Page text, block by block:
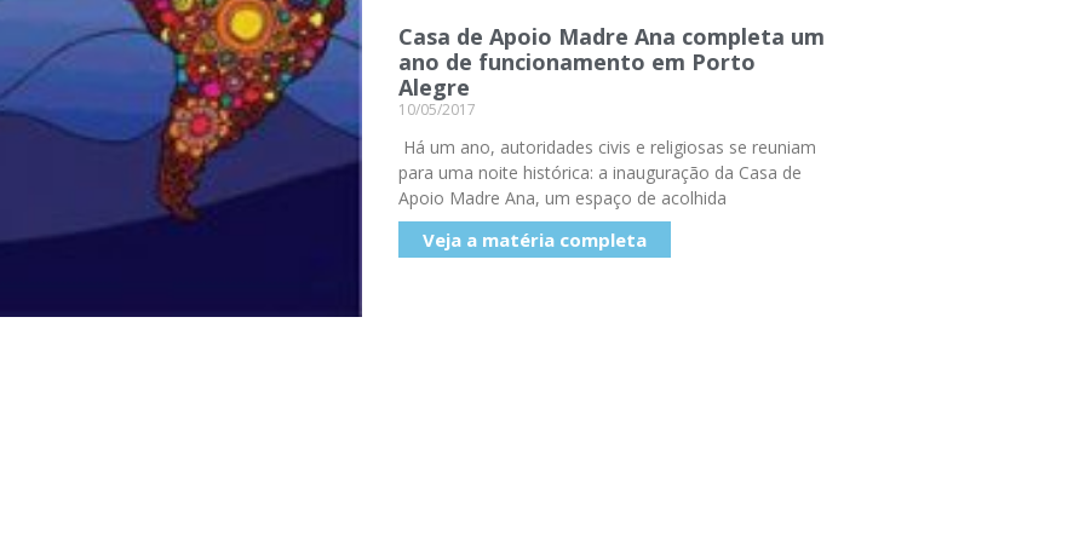
Casa de Apoio Madre Ana completa um
ano de funcionamento em Porto
Alegre
10/05/2017
Há um ano, autoridades civis e religiosas se reuniam
para uma noite histórica: a inauguração da Casa de
Apoio Madre Ana, um espaço de acolhida
Veja a matéria completa